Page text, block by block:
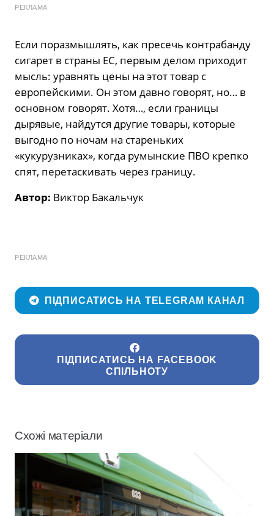
РЕКЛАМА
Если поразмышлять, как пресечь контрабанду
сигарет в страны ЕС, первым делом приходит
мысль: уравнять цены на этот товар с
европейскими. Он этом давно говорят, но… в
основном говорят. Хотя…, если границы
дырявые, найдутся другие товары, которые
выгодно по ночам на стареньких
«кукурузниках», когда румынские ПВО крепко
спят, перетаскивать через границу.
Автор: Виктор Бакальчук
РЕКЛАМА
ПІДПИСАТИСЬ НА TELEGRAM КАНАЛ
ПІДПИСАТИСЬ НА FACEBOOK
СПІЛЬНОТУ
Схожі матеріали